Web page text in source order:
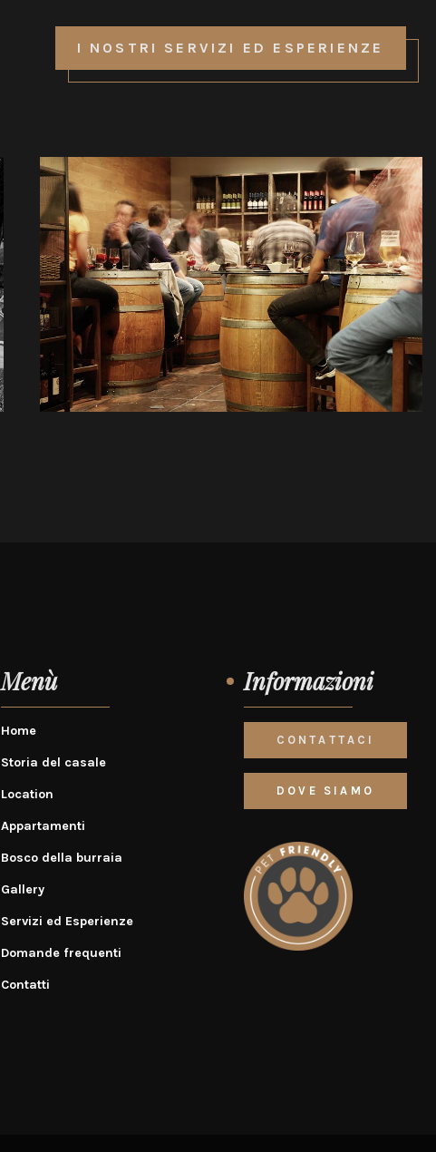
I NOSTRI SERVIZI ED ESPERIENZE
Menù
Home
Storia del casale
Location
Appartamenti
Bosco della burraia
Gallery
Servizi ed Esperienze
Domande frequenti
Contatti
Informazioni
CONTATTACI
DOVE SIAMO